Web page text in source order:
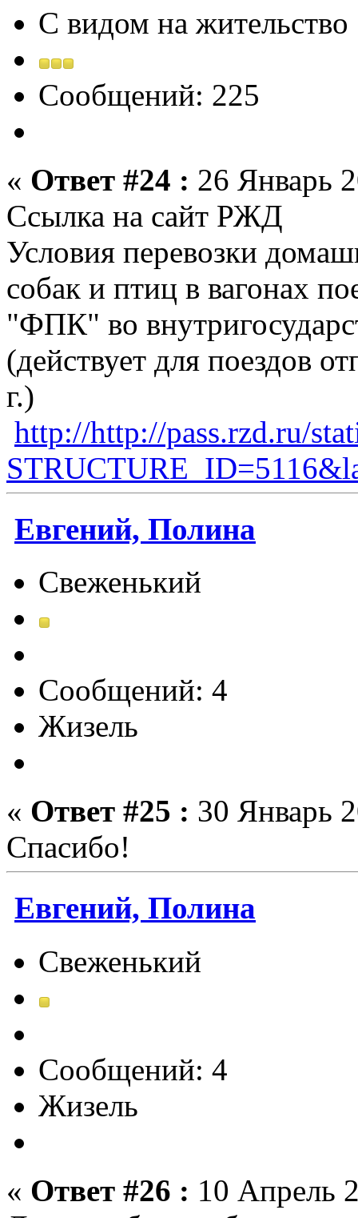
С видом на жительство
Сообщений: 225
« Ответ #24 : 26 Январь
Ссылка на сайт РЖД
Условия перевозки
собак и птиц в вагонах
"ФПК" во
(действует для поездов
г.)
http://http://pass.rzd.ru/
Евгений, Полина
Свеженький
Сообщений: 4
Жизель
« Ответ #25 : 30 Январь
Спасибо!
Евгений, Полина
Свеженький
Сообщений: 4
Жизель
« Ответ #26 : 10 Апрель